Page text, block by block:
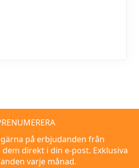
på erbjudanden från
direkt i din e-post. Exklusiva
varje månad.